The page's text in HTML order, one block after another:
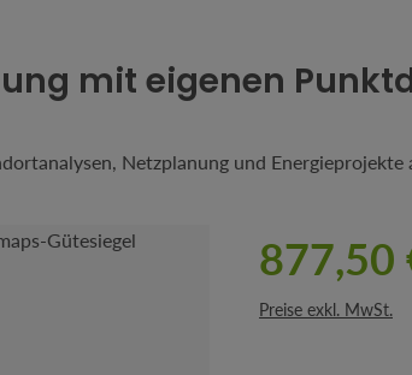
mit eigenen
Netzplanung und Energieprojekte
877,50
Preise exkl. MwSt.